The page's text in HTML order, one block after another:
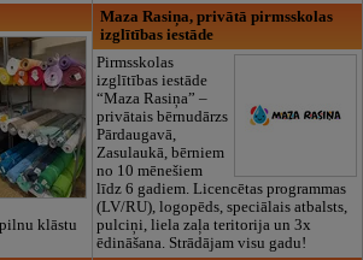
klāstu
Maza Rasiņa, privātā pirmsskolas
izglītības iestāde
Pirmsskolas
izglītības iestāde
“Maza Rasiņa” –
privātais bērnudārzs
Pārdaugavā,
Zasulaukā, bērniem
no 10 mēnešiem
līdz 6 gadiem. Licencētas programmas
(LV/RU), logopēds, speciālais atbalsts,
pulciņi, liela zaļa teritorija un 3x
ēdināšana. Strādājam visu gadu!